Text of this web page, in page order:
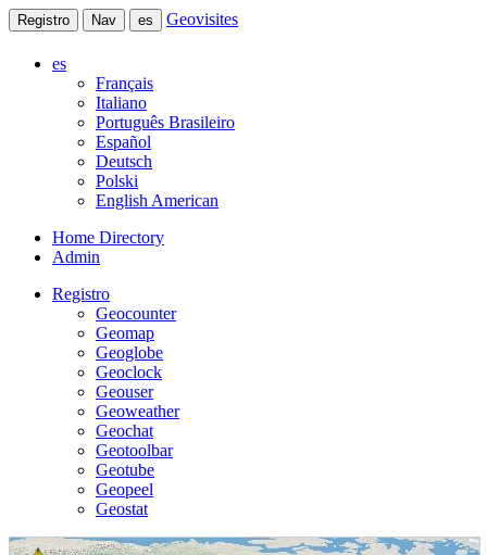
Registro Nav es Geovisites
es
Français
Italiano
Português Brasileiro
Español
Deutsch
Polski
English American
Home Directory
Admin
Registro
Geocounter
Geomap
Geoglobe
Geoclock
Geouser
Geoweather
Geochat
Geotoolbar
Geotube
Geopeel
Geostat